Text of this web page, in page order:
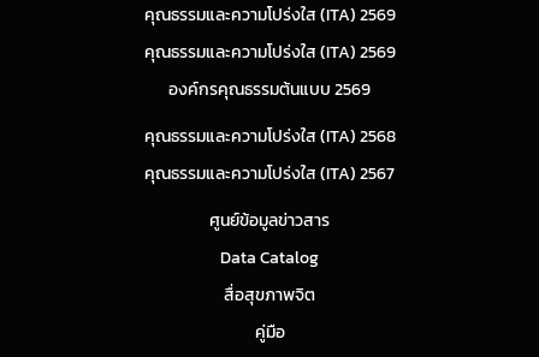
คุณธรรมและความโปร่งใส (ITA) 2569
คุณธรรมและความโปร่งใส (ITA) 2569
องค์กรคุณธรรมต้นแบบ 2569
คุณธรรมและความโปร่งใส (ITA) 2568
คุณธรรมและความโปร่งใส (ITA) 2567
ศูนย์ข้อมูลข่าวสาร
Data Catalog
สื่อสุขภาพจิต
คู่มือ